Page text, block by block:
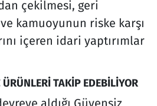
çekilmesi, geri
ve kamuoyunun riske karşı
içeren idari yaptırımlar
TAKİP EDEBİLİYOR